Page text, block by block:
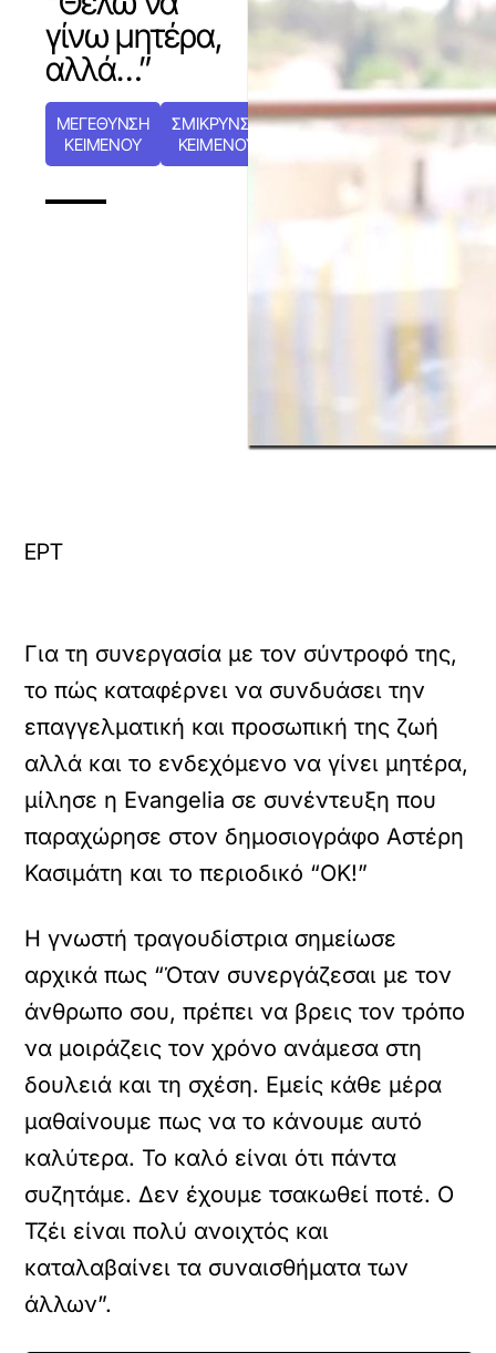
γίνω μητέρα,
αλλά…”
ΜΕΓΕΘΥΝΣΗ
ΚΕΙΜΕΝΟΥ
ΣΜΙΚΡΥΝΣΗ
ΚΕΙΜΕΝΟΥ
ΕΡΤ
Για τη συνεργασία με τον σύντροφό της,
το πώς καταφέρνει να συνδυάσει την
επαγγελματική και προσωπική της ζωή
αλλά και το ενδεχόμενο να γίνει μητέρα,
μίλησε η Evangelia σε συνέντευξη που
παραχώρησε στον δημοσιογράφο Αστέρη
Κασιμάτη και το περιοδικό “OK!”
Η γνωστή τραγουδίστρια σημείωσε
αρχικά πως “Όταν συνεργάζεσαι με τον
άνθρωπο σου, πρέπει να βρεις τον τρόπο
να μοιράζεις τον χρόνο ανάμεσα στη
δουλειά και τη σχέση. Εμείς κάθε μέρα
μαθαίνουμε πως να το κάνουμε αυτό
καλύτερα. Το καλό είναι ότι πάντα
συζητάμε. Δεν έχουμε τσακωθεί ποτέ. Ο
Τζέι είναι πολύ ανοιχτός και
καταλαβαίνει τα συναισθήματα των
άλλων”.